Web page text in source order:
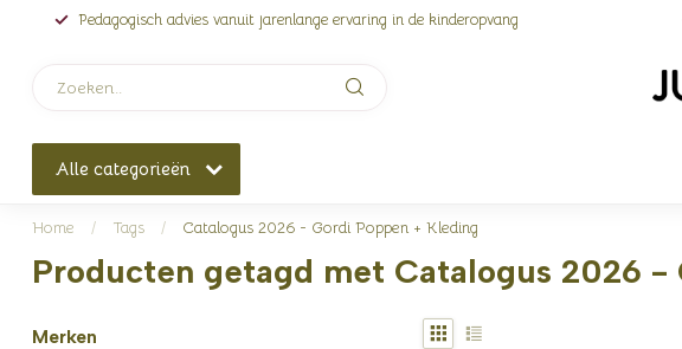
Pedagogisch advies vanuit jarenlange ervaring in de kinderopvang
Alle categorieën
Home / Tags / Catalogus 2026 - Gordi Poppen + Kleding
Producten getagd met Catalogus 2026 -
Merken